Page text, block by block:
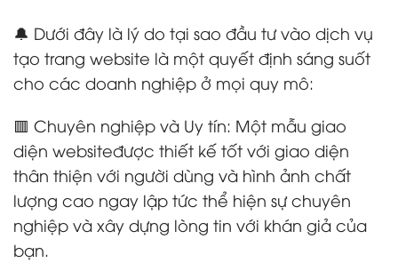
🔔 Dưới đây là lý do tại sao đầu tư vào dịch vụ
tạo trang website là một quyết định sáng suốt
cho các doanh nghiệp ở mọi quy mô:
🟥 Chuyên nghiệp và Uy tín: Một mẫu giao
diện websiteđược thiết kế tốt với giao diện
thân thiện với người dùng và hình ảnh chất
lượng cao ngay lập tức thể hiện sự chuyên
nghiệp và xây dựng lòng tin với khán giả của
bạn.